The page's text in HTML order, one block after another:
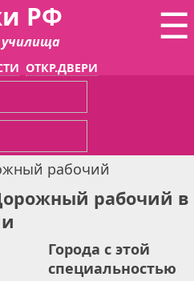
☰
РФ
ОТКР.ДВЕРИ
рабочий
рабочий в
Города с этой
специальностью